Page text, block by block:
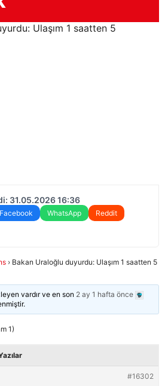
31.05.2026 16:36
Facebook WhatsApp
Reddit
› Bakan Uraloğlu duyurdu: Ulaşım 1 saatten 5
vardır ve en son 2 ay 1 hafta önce
1)
#16302